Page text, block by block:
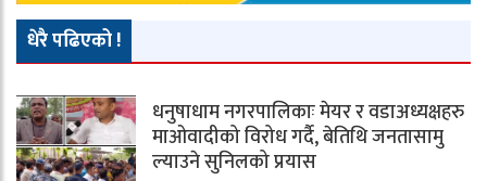
धेरै पढिएको !
धनुषाधाम नगरपालिकाः मेयर र वडाअध्यक्षहरु
माओवादीको विरोध गर्दै, बेतिथि जनतासामु
ल्याउने सुनिलको प्रयास